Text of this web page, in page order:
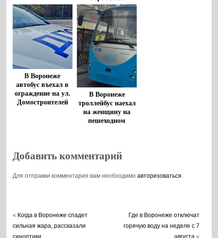
участке М-4 «Дон»
В Воронеже
автобус въехал в
ограждение на ул.
Домостроителей
В Воронеже
троллейбус наехал
на женщину на
пешеходном
Добавить комментарий
Для отправки комментария вам необходимоавторизоваться.
« Когда в Воронеже спадет
сильная жара, рассказали
синоптики
Где в Воронеже отключат
горячую воду на неделе с 7
августа »